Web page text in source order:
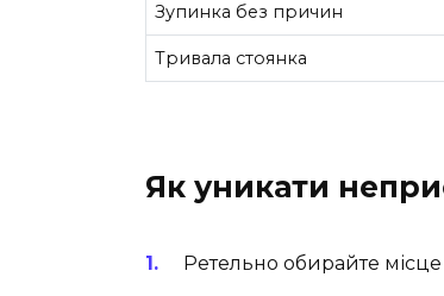
Зупинка без причин
Тривала стоянка
Як уникати
Ретельно обирайте